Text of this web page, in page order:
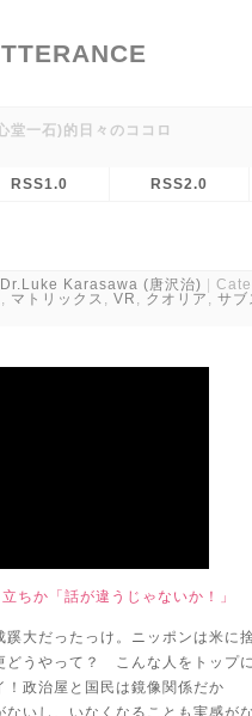
石)的日々のココロ
RSS1.0 RSS2.0
Dr.Luke Karasawa (唐沢治)
, マトリックス , VR , クオリア , サブ
ちか「話が違うじゃないか！」
大だったっけ。ニッポンは米に
どうやって？ こんな人をトップ
政治屋と国民は鏡像関係だか
ないし、いなくなることも実感が